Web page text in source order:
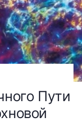
Пути